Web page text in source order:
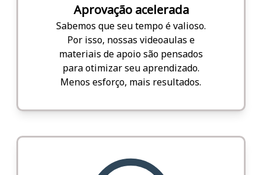
Aprovação acelerada
Sabemos que seu tempo é valioso.
Por isso, nossas videoaulas e
materiais de apoio são pensados
para otimizar seu aprendizado.
Menos esforço, mais resultados.